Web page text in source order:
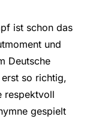
ist schon das
und
Deutsche
so richtig,
respektvoll
gespielt